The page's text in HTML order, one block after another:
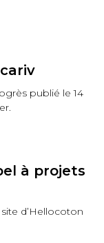
publié le 14
à projets
d’Hellocoton